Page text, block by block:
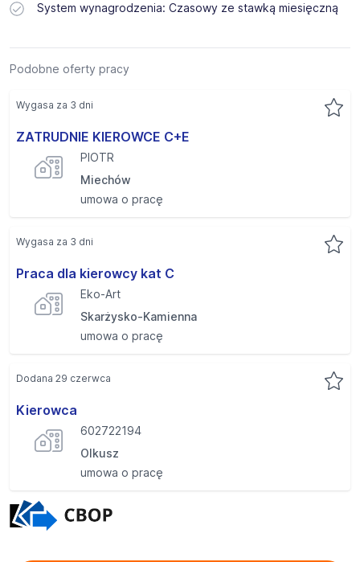
System wynagrodzenia: Czasowy ze stawką miesięczną
Podobne oferty pracy
ZATRUDNIE KIEROWCE C+E
PIOTR
Miechów
umowa o pracę
Wygasa za 3 dni
Praca dla kierowcy kat C
Eko-Art
Skarżysko-Kamienna
umowa o pracę
Wygasa za 3 dni
Kierowca
602722194
Olkusz
umowa o pracę
Dodana 29 czerwca